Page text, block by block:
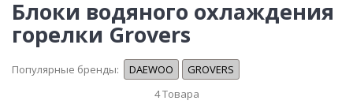
Блоки водяного охлаждения
горелки Grovers
Популярные бренды: DAEWOO
GROVERS
4Товара